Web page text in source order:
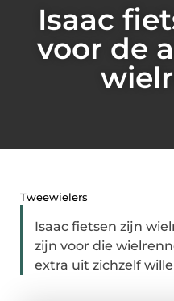
Isaac
voor de
Tweewielers
Isaac fietsen zijn
zijn voor die
extra uit zichzelf